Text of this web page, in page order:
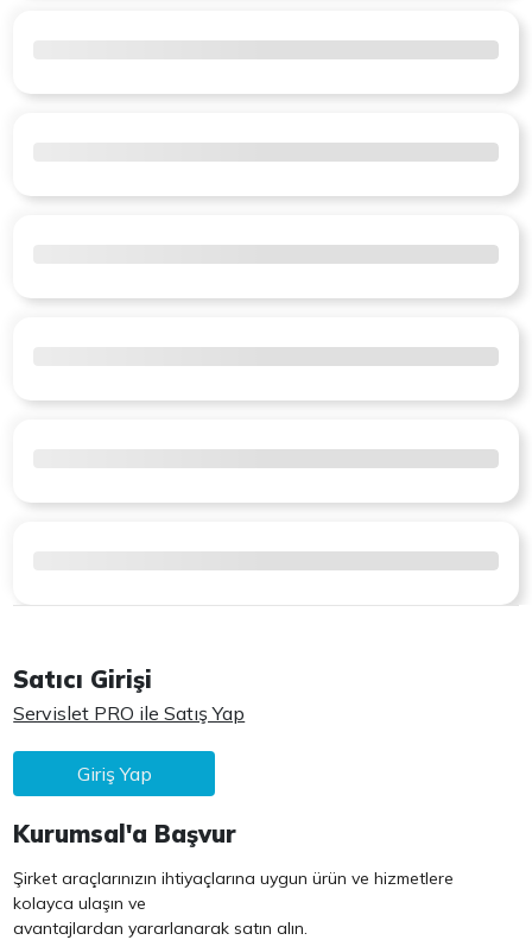
Satıcı Girişi
Servislet PRO ile Satış Yap
Giriş Yap
Kurumsal'a Başvur
Şirket araçlarınızın ihtiyaçlarına uygun ürün ve hizmetlere
kolayca ulaşın ve
avantajlardan yararlanarak satın alın.